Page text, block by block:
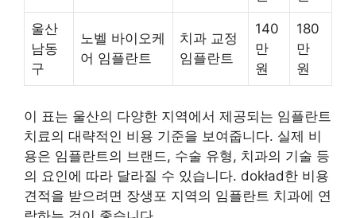
울산
남동
구
노벨 바이오케
어 임플란트
치과 교정
임플란트
140
만
원
180
만
원
이 표는 울산의 다양한 지역에서 제공되는 임플란트
치료의 대략적인 비용 기준을 보여줍니다. 실제 비
용은 임플란트의 브랜드, 수술 유형, 치과의 기술 등
의 요인에 따라 달라질 수 있습니다. dokład한 비용
견적을 받으려면 장생포 지역의 임플란트 치과에 연